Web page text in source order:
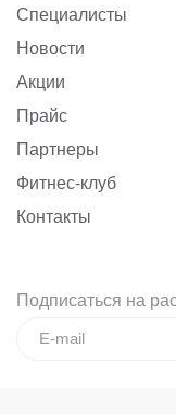
Специалисты
Новости
Акции
Прайс
Партнеры
Фитнес-клуб
Контакты
Подписаться на